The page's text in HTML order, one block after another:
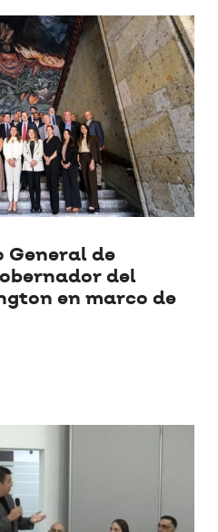
General de
del
en marco de